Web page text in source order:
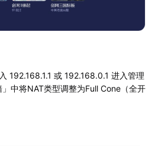
192.168.1.1 或 192.168.0.1 进入管理
中将NAT类型调整为Full Cone（全开